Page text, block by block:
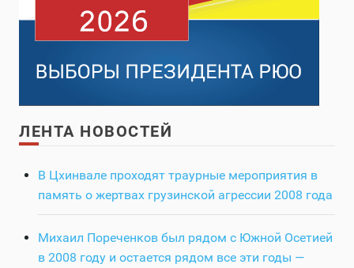
ЛЕНТА НОВОСТЕЙ
В Цхинвале проходят траурные мероприятия в
память о жертвах грузинской агрессии 2008 года
Михаил Пореченков был рядом с Южной Осетией
в 2008 году и остается рядом все эти годы —